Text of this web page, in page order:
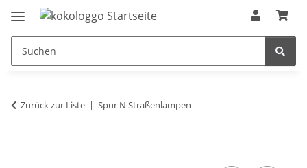
Zurück zur Liste Spur N Straßenlampen